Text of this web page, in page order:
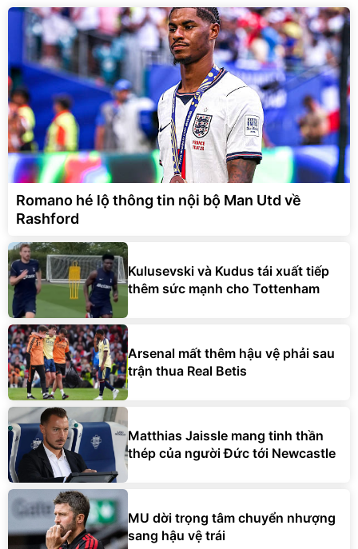
Romano hé lộ thông tin nội bộ Man Utd về
Rashford
Kulusevski và Kudus tái xuất tiếp
thêm sức mạnh cho Tottenham
Arsenal mất thêm hậu vệ phải sau
trận thua Real Betis
Matthias Jaissle mang tinh thần
thép của người Đức tới Newcastle
MU dời trọng tâm chuyển nhượng
sang hậu vệ trái